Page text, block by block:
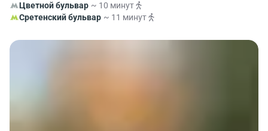
Цветной бульвар ~ 10 минут
Сретенский бульвар ~ 11 минут